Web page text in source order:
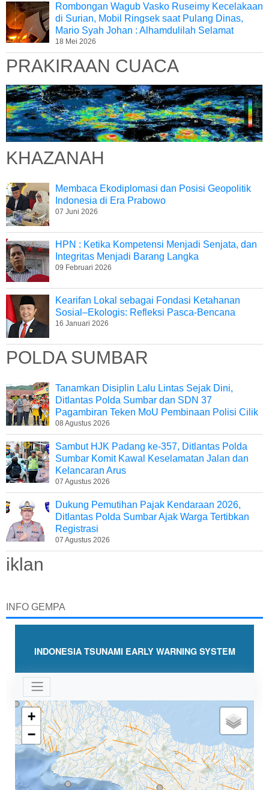
Rombongan Wagub Vasko Ruseimy Kecelakaan
di Surian, Mobil Ringsek saat Pulang Dinas,
Mario Syah Johan : Alhamdulilah Selamat
18 Mei 2026
PRAKIRAAN CUACA
KHAZANAH
Membaca Ekodiplomasi dan Posisi Geopolitik
Indonesia di Era Prabowo
07 Juni 2026
HPN : Ketika Kompetensi Menjadi Senjata, dan
Integritas Menjadi Barang Langka
09 Februari 2026
Kearifan Lokal sebagai Fondasi Ketahanan
Sosial–Ekologis: Refleksi Pasca-Bencana
16 Januari 2026
POLDA SUMBAR
Tanamkan Disiplin Lalu Lintas Sejak Dini,
Ditlantas Polda Sumbar dan SDN 37
Pagambiran Teken MoU Pembinaan Polisi Cilik
08 Agustus 2026
Sambut HJK Padang ke-357, Ditlantas Polda
Sumbar Komit Kawal Keselamatan Jalan dan
Kelancaran Arus
07 Agustus 2026
Dukung Pemutihan Pajak Kendaraan 2026,
Ditlantas Polda Sumbar Ajak Warga Tertibkan
Registrasi
07 Agustus 2026
iklan
INFO GEMPA